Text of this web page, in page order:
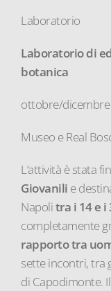
Laboratorio
Laboratorio di
botanica
ottobre/
Museo e Real
L’attività è stata
Giovanili e
Napolitra i 14 e i
completamente
rapporto tra
sette incontri, tra
di Capodimonte.